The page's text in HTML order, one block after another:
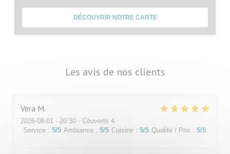
Les avis de nos clients
Vera M
2026-08-01 - 20:30 - Couverts 4
Service : 5/5 Ambiance : 5/5 Cuisine : 5/5 Qualité / Prix : 5/5
DÉCOUVRIR NOTRE CARTE